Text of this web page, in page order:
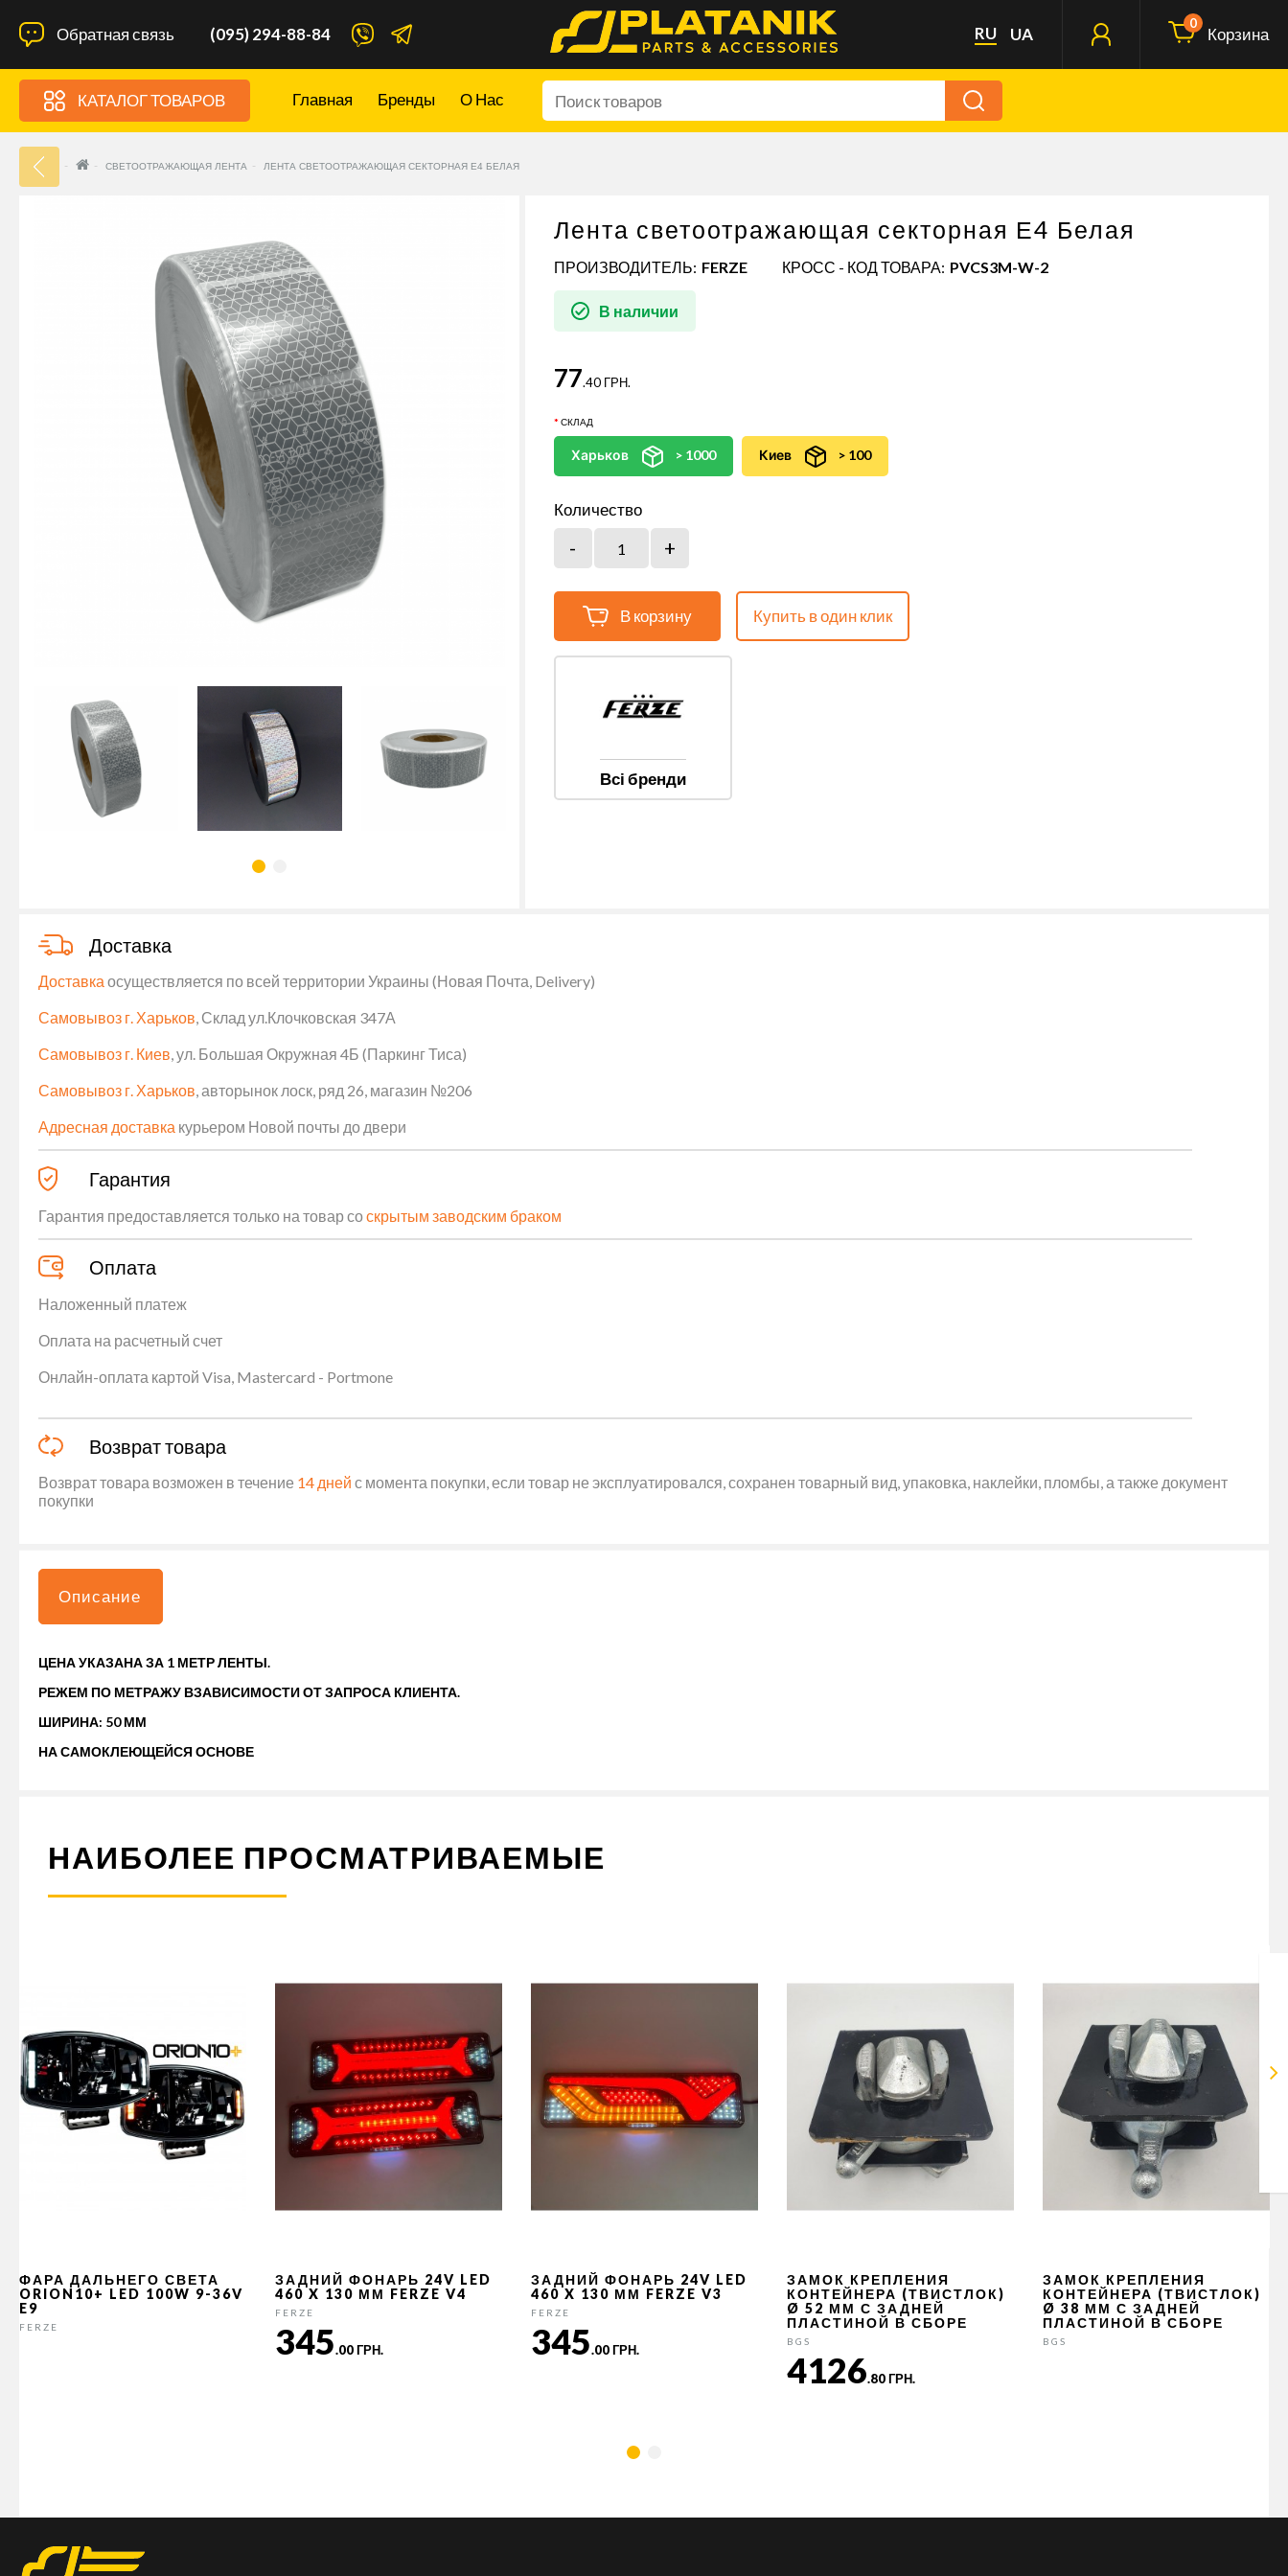
Обратная связь (095) 294-88-84 RU UA
0
Корзина
КАТАЛОГ ТОВАРОВ Главная Бренды О Нас
СВЕТООТРАЖАЮЩАЯ ЛЕНТА ЛЕНТА СВЕТООТРАЖАЮЩАЯ СЕКТОРНАЯ Е4 БЕЛАЯ
Лента светоотражающая секторная Е4 Белая
ПРОИЗВОДИТЕЛЬ: FERZE КРОСС - КОД ТОВАРА: PVCS3M-W-2
В наличии
77.40 ГРН.
СКЛАД
Харьков > 1000 Киев > 100
Количество
В корзину Купить в один клик
Всі бренди
Доставка
Доставка осуществляется по всей территории Украины (Новая Почта, Delivery)
Самовывоз г. Харьков , Склад ул.Клочковская 347А
Самовывоз г. Киев , ул. Большая Окружная 4Б (Паркинг Тиса)
Самовывоз г. Харьков , авторынок лоск, ряд 26, магазин №206
Адресная доставка курьером Новой почты до двери
Гарантия
Гарантия предоставляется только на товар соскрытым заводским браком
Оплата
Наложенный платеж
Оплата на расчетный счет
Онлайн-оплата картой Visa, Mastercard - Portmone
Возврат товара
Возврат товара возможен в течение 14 дней с момента покупки, если товар не эксплуатировался, сохранен товарный вид, упаковка, наклейки, пломбы, а также документ
покупки
Описание
ЦЕНА УКАЗАНА ЗА 1 МЕТР ЛЕНТЫ.
РЕЖЕМ ПО МЕТРАЖУ ВЗАВИСИМОСТИ ОТ ЗАПРОСА КЛИЕНТА.
ШИРИНА: 50 ММ
НА САМОКЛЕЮЩЕЙСЯ ОСНОВЕ
НАИБОЛЕЕ ПРОСМАТРИВАЕМЫЕ
ФАРА ДАЛЬНЕГО СВЕТА
ORION10+ LED 100W 9-36V
E9
FERZE
ЗАДНИЙ ФОНАРЬ 24V LED
460 X 130 ММ FERZE V4
FERZE
345.00 ГРН.
ЗАДНИЙ ФОНАРЬ 24V LED
460 X 130 ММ FERZE V3
FERZE
345.00 ГРН.
ЗАМОК КРЕПЛЕНИЯ
КОНТЕЙНЕРА (ТВИСТЛОК)
Ø 52 ММ С ЗАДНЕЙ
ПЛАСТИНОЙ В СБОРЕ
BGS
4126.80 ГРН.
ЗАМОК КРЕПЛЕНИЯ
КОНТЕЙНЕРА (ТВИСТЛОК)
Ø 38 ММ С ЗАДНЕЙ
ПЛАСТИНОЙ В СБОРЕ
BGS